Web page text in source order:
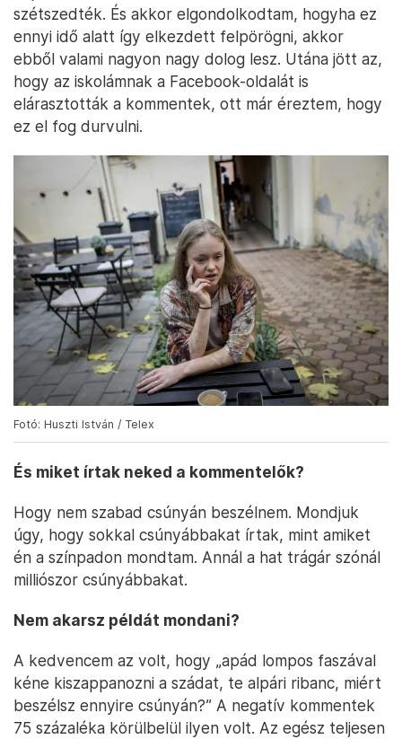
szétszedték. És akkor elgondolkodtam, hogyha ez
ennyi idő alatt így elkezdett felpörögni, akkor
ebből valami nagyon nagy dolog lesz. Utána jött az,
hogy az iskolámnak a Facebook-oldalát is
elárasztották a kommentek, ott már éreztem, hogy
ez el fog durvulni.
Fotó: Huszti István / Telex
És miket írtak neked a kommentelők?
Hogy nem szabad csúnyán beszélnem. Mondjuk
úgy, hogy sokkal csúnyábbakat írtak, mint amiket
én a színpadon mondtam. Annál a hat trágár szónál
milliószor csúnyábbakat.
Nem akarsz példát mondani?
A kedvencem az volt, hogy „apád lompos faszával
kéne kiszappanozni a szádat, te alpári ribanc, miért
beszélsz ennyire csúnyán?” A negatív kommentek
75 százaléka körülbelül ilyen volt. Az egész teljesen